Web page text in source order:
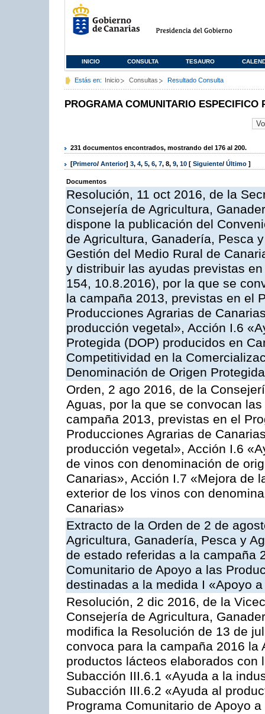
INICIO CONSULTA TESAURO
Estás en: Inicio Consultas Resultado Consulta
PROGRAMA COMUNITARIO ESPECIFICO
231 documentos encontrados, mostrando del 176 al 200.
[Primero/ Anterior] 3, 4, 5, 6, 7, 8, 9, 10 [ Siguiente/ Último ]
Documentos
Resolución, 11 oct 2016, de la
Consejería de Agricultura,
dispone la publicación del
de Agricultura, Ganadería, Pesca
Gestión del Medio Rural de
y distribuir las ayudas previstas
154, 10.8.2016), por la que se
la campaña 2013, previstas en el
Producciones Agrarias de
producción vegetal», Acción I.6
Protegida (DOP) producidos en
Competitividad en la
Denominación de Origen
Orden, 2 ago 2016, de la
Aguas, por la que se convocan
campaña 2013, previstas en el
Producciones Agrarias de
producción vegetal», Acción I.6
de vinos con denominación de
Canarias», Acción I.7 «Mejora de
exterior de los vinos con
Canarias»
Extracto de la Orden de 2 de
Agricultura, Ganadería, Pesca y
de estado referidas a la campaña
Comunitario de Apoyo a las
destinadas a la medida I «Apoyo
Resolución, 2 dic 2016, de la
Consejería de Agricultura,
modifica la Resolución de 13 de
convoca para la campaña 2016
productos lácteos elaborados
Subacción III.6.1 «Ayuda a la
Subacción III.6.2 «Ayuda al
Programa Comunitario de Apoyo